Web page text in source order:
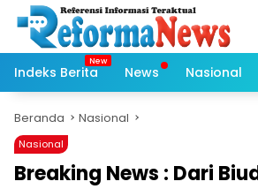
Langsung
konten
Indeks Berita
News Nasional
Beranda Nasional
Nasional
Breaking News : Dari